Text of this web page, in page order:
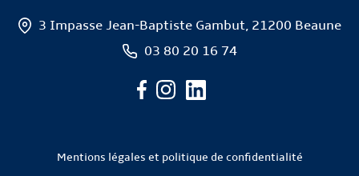
3 Impasse Jean-Baptiste Gambut, 21200 Beaune
03 80 20 16 74
Mentions légales et politique de confidentialité